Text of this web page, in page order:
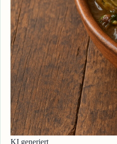
KI generiert